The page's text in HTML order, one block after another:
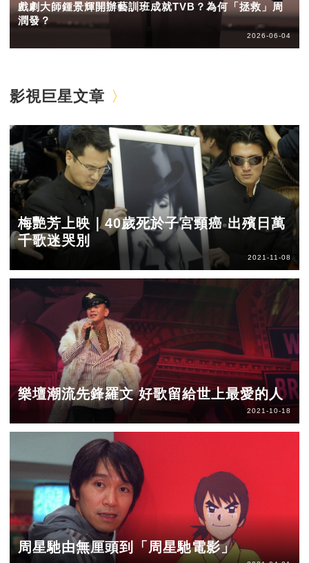
戲劇大師鍾景輝開辦藝訓班成就TVB？為何「拯救」周
潤發？
2026-06-04
影視巨星文章
梅艷芳上映｜40歲死於子宮頸癌 出殯日萬
千歌迷哭別
2021-11-08
樂壇潮流先鋒羅文 好歌留給世上最愛的人
2021-10-18
周星馳由無厘頭到「周星馳電影」